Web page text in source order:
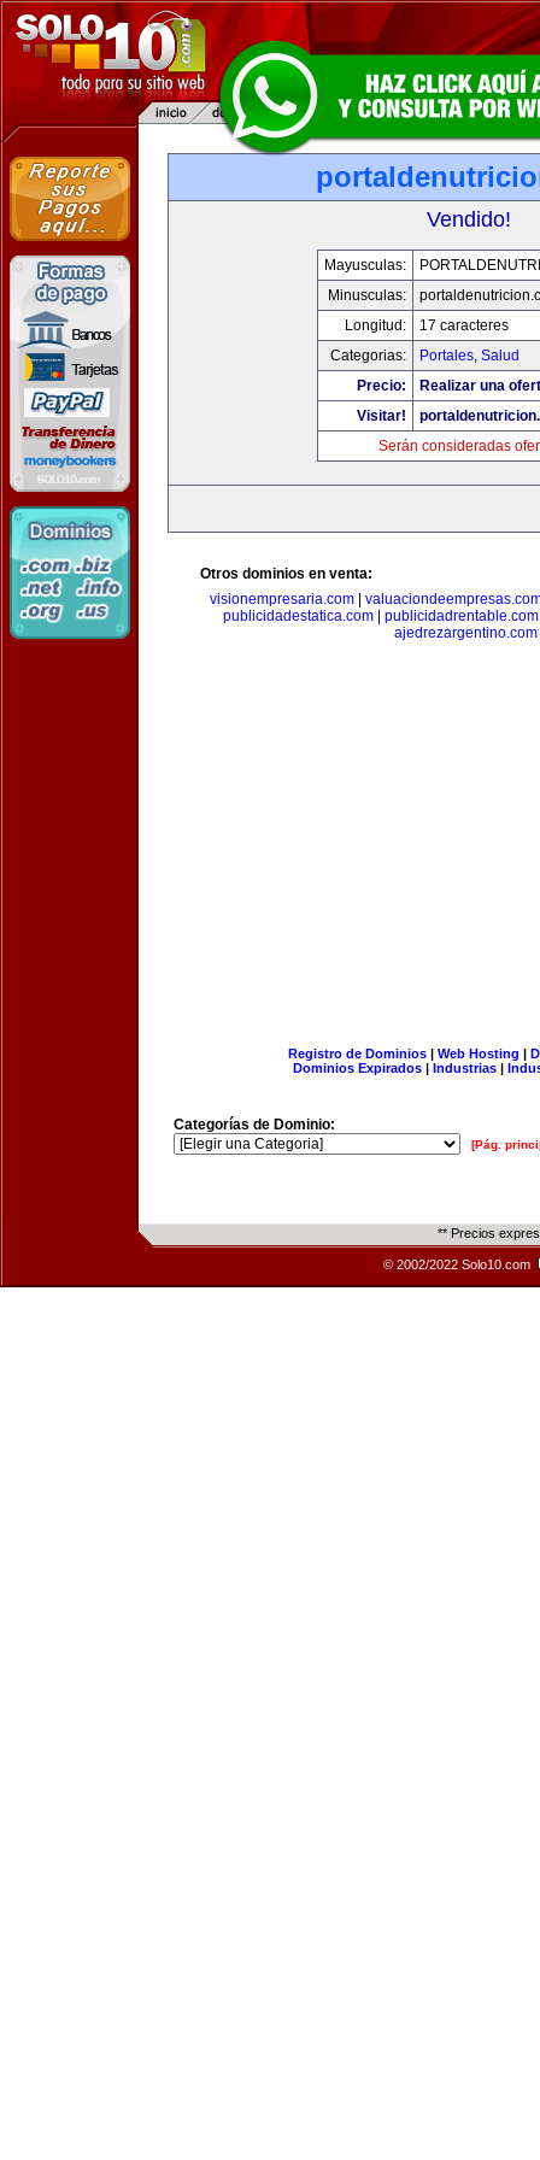
Vendido!
Mayusculas:
Minusculas:
Longitud:
17 caracteres
Categorias:
Portales, Salud
Precio:
Realizar una
Visitar!
Serán consideradas
Otros dominios en venta:
visionempresaria.com
publicidadestatica.com
publicidadrentable.com
ajedrezargentino.com
Registro de Dominios| Web Hosting |
Dominios Expirados | Industrias |
Categorías de Dominio:
[Pág.
** Precios
© 2002/2022 Solo10.com